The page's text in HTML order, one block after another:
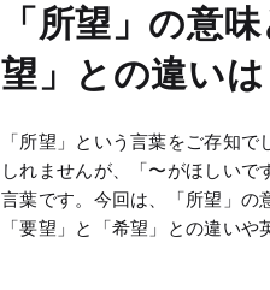
「所望」の意
望」との違いは
「所望」という言葉をご存知
しれませんが、「〜がほしい
言葉です。今回は、「所望」の
「要望」と「希望」との違い